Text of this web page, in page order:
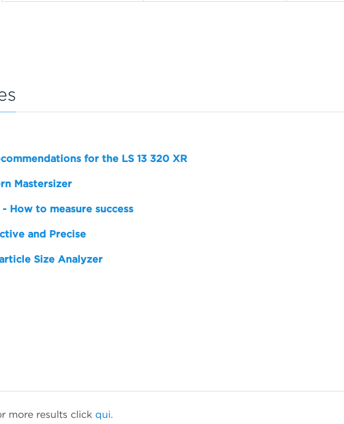
for the LS 13 320 XR
Mastersizer
How to measure success
and Precise
Size Analyzer
more results click qui.